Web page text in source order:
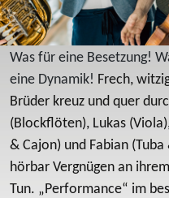
Was für eine Besetzung!
eine Dynamik! Frech,
Brüder kreuz und quer
(Blockflöten), Lukas
& Cajon) und Fabian
hörbar Vergnügen an
Tun. „Performance“ im